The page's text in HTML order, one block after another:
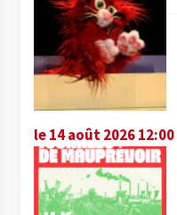
le 14 août 2026 12:00